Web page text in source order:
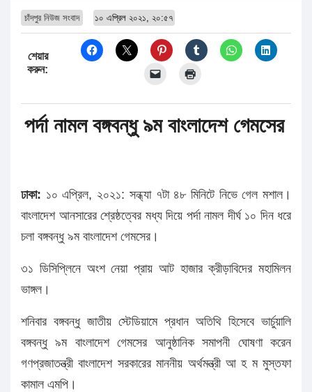
চাঁদপুর নিউজ সংবাদ ১০ এপ্রিল ২০২১, ২০:৫৭
শেয়ার
করুন:
পর্দা নামল বঙ্গবন্ধু ৯ম বাংলাদেশ গেমসের
ঢাকা: ১০ এপ্রিল, ২০২১: সন্ধ্যা ৭টা ৪৮ মিনিটে নিভে গেল মশাল।
বাংলাদেশ আনসারের শ্রেষ্ঠত্বের মধ্য দিয়ে পর্দা নামল দীর্ঘ ১০ দিন ধরে
চলা বঙ্গবন্ধু ৯ম বাংলাদেশ গেমসের।
৩১ ডিসিপ্লিনে অংশ নেয়া প্রায় আট হাজার ক্রীড়াবিদের মহামিলন
ভাঙ্গল।
শনিবার বঙ্গবন্ধু জাতীয় স্টেডিয়ামে প্রধান অতিথি হিসেবে ভার্চুয়ালি
বঙ্গবন্ধু ৯ম বাংলাদেশ গেমসের আনুষ্ঠানিক সমাপনী ঘোষণা করেন
গণপ্রজাতন্ত্রী বাংলাদেশ সরকারের মাননীয় অর্থমন্ত্রী আ হ ম মুস্তফা
কামাল এমপি।